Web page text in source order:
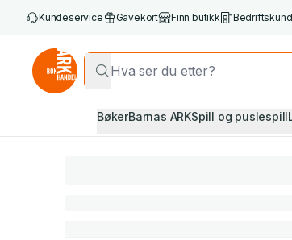
Kundeservice Gavekort Finn butikk
BøkerBarnas ARKSpill og puslespill